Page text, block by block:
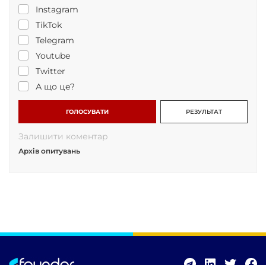
Instagram
TikTok
Telegram
Youtube
Twitter
А що це?
ГОЛОСУВАТИ РЕЗУЛЬТАТ
Залишити коментар
Архів опитувань